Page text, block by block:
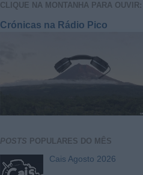
CLIQUE NA MONTANHA PARA OUVIR:
Crónicas na Rádio Pico
POSTS POPULARES DO MÊS
Cais Agosto 2026